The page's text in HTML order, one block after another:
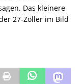
Das kleinere
27-Zöller im Bild